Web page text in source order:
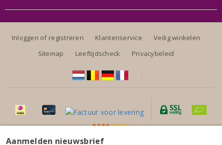
Inloggen of registreren Klantenservice
Veilig winkelen
Sitemap
Leeftijdscheck Privacybeleid
Aanmelden nieuwsbrief